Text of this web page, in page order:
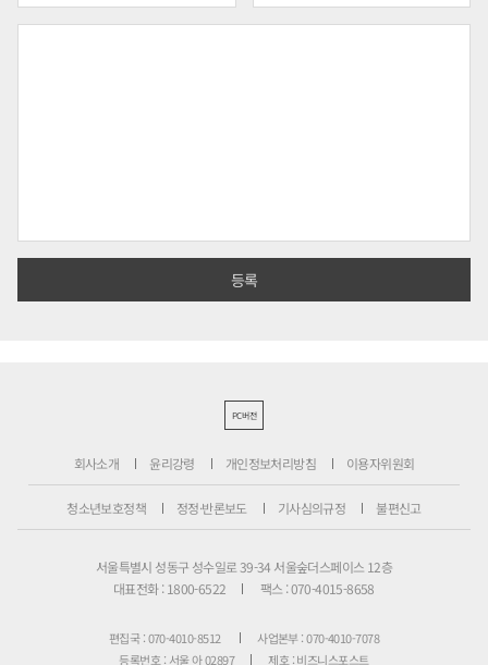
PC버전
회사소개 윤리강령 개인정보처리방침 이용자위원회
청소년보호정책 정정·반론보도 기사심의규정 불편신고
서울특별시 성동구 성수일로 39-34 서울숲더스페이스 12층
대표전화 : 1800-6522
팩스 : 070-4015-8658
편집국 : 070-4010-8512
사업본부 : 070-4010-7078
등록번호 : 서울 아 02897
제호 : 비즈니스포스트